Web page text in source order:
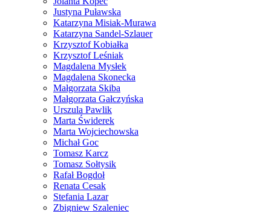
Justyna Puławska
Katarzyna Misiak-Murawa
Katarzyna Sandel-Szlauer
Krzysztof Kobiałka
Krzysztof Leśniak
Magdalena Mysłek
Magdalena Skonecka
Małgorzata Skiba
Małgorzata Gałczyńska
Urszula Pawlik
Marta Świderek
Marta Wojciechowska
Michał Goc
Tomasz Karcz
Tomasz Sołtysik
Rafał Bogdoł
Renata Cesak
Stefania Lazar
Zbigniew Szaleniec